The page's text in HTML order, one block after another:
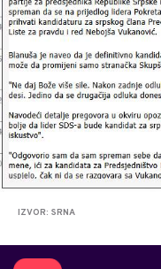
IZVOR: SRNA